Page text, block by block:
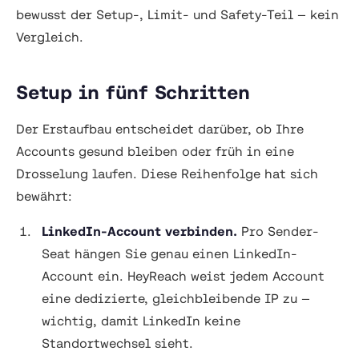
bewusst der Setup-, Limit- und Safety-Teil — kein
Vergleich.
Setup in fünf Schritten
Der Erstaufbau entscheidet darüber, ob Ihre
Accounts gesund bleiben oder früh in eine
Drosselung laufen. Diese Reihenfolge hat sich
bewährt:
LinkedIn-Account verbinden. Pro Sender-
Seat hängen Sie genau einen LinkedIn-
Account ein. HeyReach weist jedem Account
eine dedizierte, gleichbleibende IP zu —
wichtig, damit LinkedIn keine
Standortwechsel sieht.